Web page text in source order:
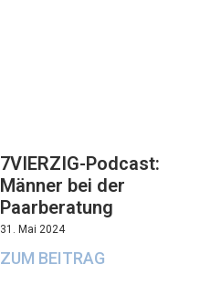
7VIERZIG-Podcast:
Männer bei der
Paarberatung
31. Mai 2024
ZUM BEITRAG